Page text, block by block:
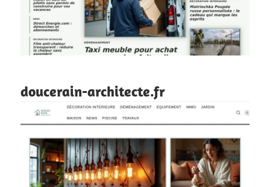
doucerain-architecte.fr